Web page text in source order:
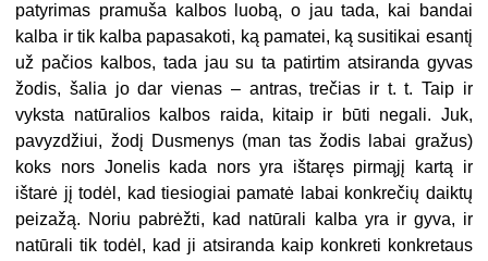
patyrimas pramuša kalbos luobą, o jau tada, kai bandai
kalba ir tik kalba papasakoti, ką pamatei, ką susitikai esantį
už pačios kalbos, tada jau su ta patirtim atsiranda gyvas
žodis, šalia jo dar vienas – antras, trečias ir t. t. Taip ir
vyksta natūralios kalbos raida, kitaip ir būti negali. Juk,
pavyzdžiui, žodį Dusmenys (man tas žodis labai gražus)
koks nors Jonelis kada nors yra ištaręs pirmąjį kartą ir
ištarė jį todėl, kad tiesiogiai pamatė labai konkrečių daiktų
peizažą. Noriu pabrėžti, kad natūrali kalba yra ir gyva, ir
natūrali tik todėl, kad ji atsiranda kaip konkreti konkretaus